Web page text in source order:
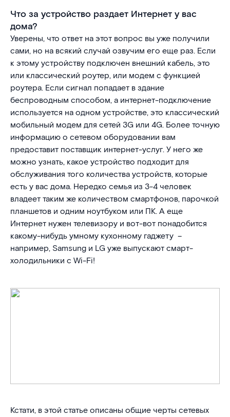
Что за устройство раздает Интернет у вас
дома?
Уверены, что ответ на этот вопрос вы уже получили
сами, но на всякий случай озвучим его еще раз. Если
к этому устройству подключен внешний кабель, это
или классический роутер, или модем с функцией
роутера. Если сигнал попадает в здание
беспроводным способом, а интернет-подключение
используется на одном устройстве, это классический
мобильный модем для сетей 3G или 4G. Более точную
информацию о сетевом оборудовании вам
предоставит поставщик интернет-услуг. У него же
можно узнать, какое устройство подходит для
обслуживания того количества устройств, которые
есть у вас дома. Нередко семья из 3-4 человек
владеет таким же количеством смартфонов, парочкой
планшетов и одним ноутбуком или ПК. А еще
Интернет нужен телевизору и вот-вот понадобится
какому-нибудь умному кухонному гаджету –
например, Samsung и LG уже выпускают смарт-
холодильники с Wi-Fi!
Кстати, в этой статье описаны общие черты сетевых